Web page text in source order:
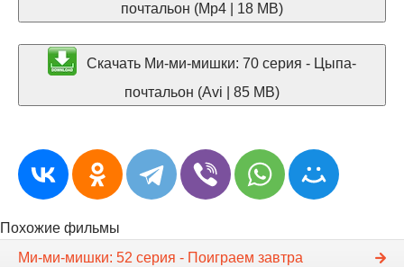
почтальон (Mp4 | 18 MB)
Скачать Ми-ми-мишки: 70 серия - Цыпа-
почтальон (Avi | 85 MB)
Похожие фильмы
Ми-ми-мишки: 52 серия - Поиграем завтра